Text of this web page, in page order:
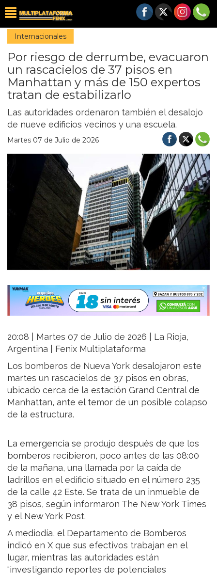
Internacionales
Por riesgo de derrumbe, evacuaron
un rascacielos de 37 pisos en
Manhattan y más de 150 expertos
tratan de estabilizarlo
Las autoridades ordenaron también el desalojo
de nueve edificios vecinos y una escuela.
Martes 07 de Julio de 2026
20:08 | Martes 07 de Julio de 2026 | La Rioja,
Argentina | Fenix Multiplataforma
Los bomberos de Nueva York desalojaron este
martes un rascacielos de 37 pisos en obras,
ubicado cerca de la estación Grand Central de
Manhattan, ante el temor de un posible colapso
de la estructura.
La emergencia se produjo después de que los
bomberos recibieron, poco antes de las 08:00
de la mañana, una llamada por la caída de
ladrillos en el edificio situado en el número 235
de la calle 42 Este. Se trata de un inmueble de
38 pisos, según informaron The New York Times
y el New York Post.
A mediodía, el Departamento de Bomberos
indicó en X que sus efectivos trabajan en el
lugar, mientras las autoridades están
“investigando reportes de potenciales